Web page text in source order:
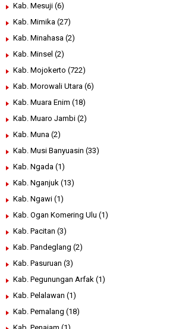
Kab. Mesuji (6)
Kab. Mimika (27)
Kab. Minahasa (2)
Kab. Minsel (2)
Kab. Mojokerto (722)
Kab. Morowali Utara (6)
Kab. Muara Enim (18)
Kab. Muaro Jambi (2)
Kab. Muna (2)
Kab. Musi Banyuasin (33)
Kab. Ngada (1)
Kab. Nganjuk (13)
Kab. Ngawi (1)
Kab. Ogan Komering Ulu (1)
Kab. Pacitan (3)
Kab. Pandeglang (2)
Kab. Pasuruan (3)
Kab. Pegunungan Arfak (1)
Kab. Pelalawan (1)
Kab. Pemalang (18)